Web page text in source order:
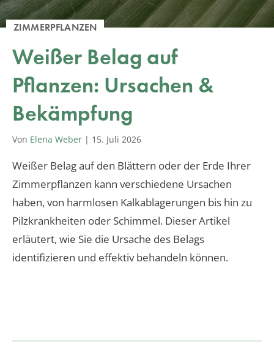
ZIMMERPFLANZEN
Weißer Belag auf
Pflanzen: Ursachen &
Bekämpfung
Von Elena Weber | 15. Juli 2026
Weißer Belag auf den Blättern oder der Erde Ihrer
Zimmerpflanzen kann verschiedene Ursachen
haben, von harmlosen Kalkablagerungen bis hin zu
Pilzkrankheiten oder Schimmel. Dieser Artikel
erläutert, wie Sie die Ursache des Belags
identifizieren und effektiv behandeln können.